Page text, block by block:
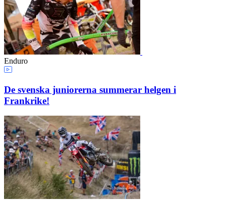
Enduro
De svenska juniorerna summerar helgen i
Frankrike!